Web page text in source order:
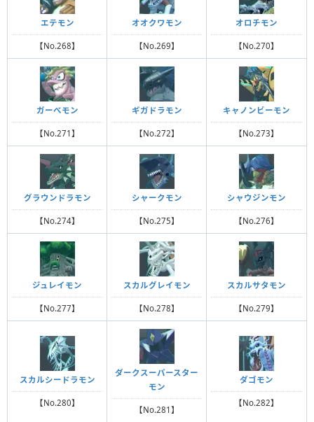
エテモン
【No.268】
オオクワモン
【No.269】
オロチモン
【No.270】
ガーべモン
【No.271】
ギガドラモン
【No.272】
キャノンビーモン
【No.273】
グラウンドラモン
【No.274】
シャークモン
【No.275】
シャウジンモン
【No.276】
ジュレイモン
【No.277】
スカルグレイモン
【No.278】
スカルサタモン
【No.279】
スカルシードラモン
【No.280】
ダークスーパースター
モン
【No.281】
ダゴモン
【No.282】